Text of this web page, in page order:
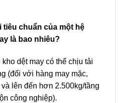
tiêu chuẩn của một hệ
là bao nhiêu?
dệt may có thể chịu tải
(đối với hàng may mặc,
lên đến hơn 2.500kg/tầng
công nghiệp).